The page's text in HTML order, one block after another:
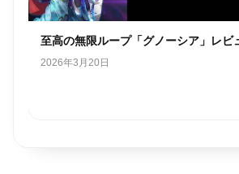
至高の無限ループ「グノーシア」レビ
2026年3月20日